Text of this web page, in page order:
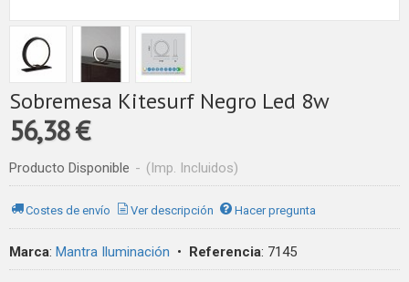
Sobremesa Kitesurf Negro Led 8w
56,38 €
Producto Disponible - (Imp. Incluidos)
Costes de envío Ver descripción Hacer pregunta
Marca: Mantra Iluminación • Referencia: 7145